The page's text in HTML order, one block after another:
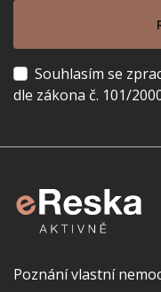
Souhlasím se
dle zákona č. 101/
Poznání vlastní